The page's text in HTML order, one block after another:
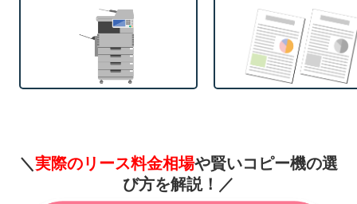
＼実際のリース料金相場や賢いコピー機の選
び方を解説！ ／